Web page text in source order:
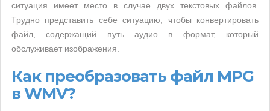
ситуация имеет место в случае двух текстовых файлов.
Трудно представить себе ситуацию, чтобы конвертировать
файл, содержащий путь аудио в формат, который
обслуживает изображения.
Как преобразовать файл MPG
в WMV?